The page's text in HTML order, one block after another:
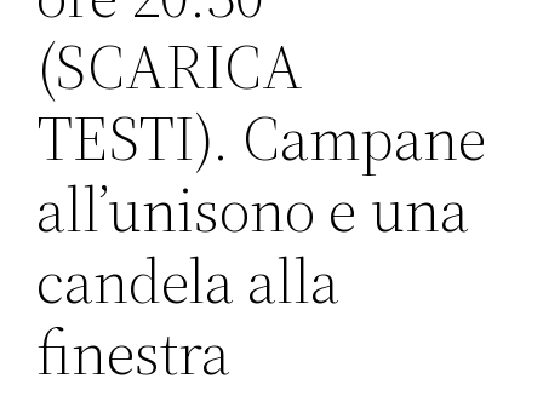
(SCARICA
TESTI). Campane
all’unisono e una
candela alla
finestra